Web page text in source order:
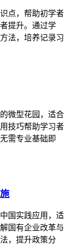
点，帮助初学者
提升。通过学
法，培养记录习
微型花园，适合
技巧帮助学习者
需专业基础即
国实践应用，适
国有企业改革与
，提升政策分